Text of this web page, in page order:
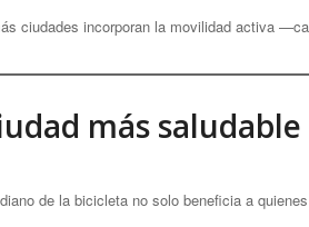
ciudades incorporan la movilidad activa
más
de la bicicleta no solo beneficia a